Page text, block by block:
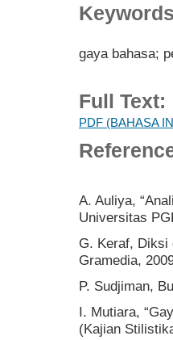
Keywords
gaya bahasa;
Full Text:
PDF (BAHASA
A. Auliya,
Universitas
G. Keraf, Diksi
Gramedia,
P. Sudjiman,
I. Mutiara,
(Kajian